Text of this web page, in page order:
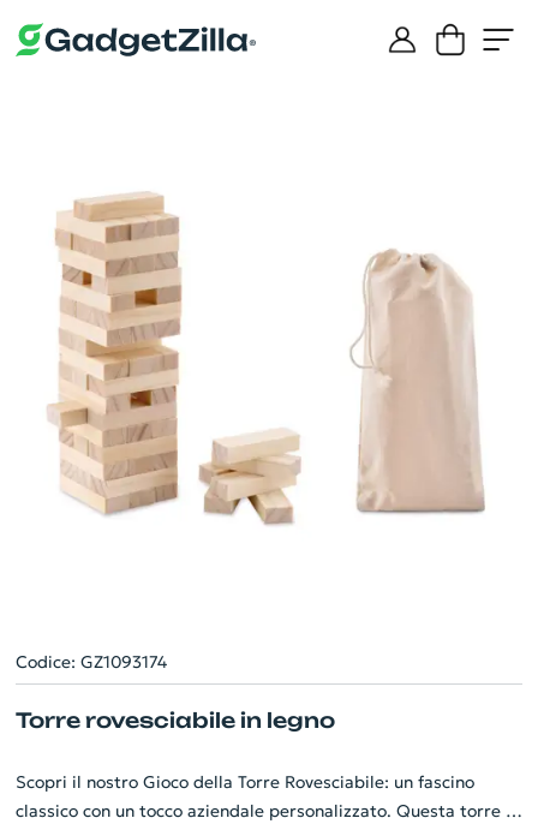
Codice: GZ1093174
Torre rovesciabile in legno
Scopri il nostro Gioco della Torre Rovesciabile: un fascino
classico con un tocco aziendale personalizzato. Questa torre è